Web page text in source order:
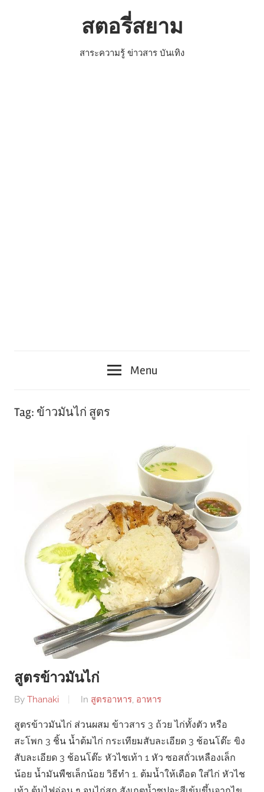
สตอรี่สยาม
สาระความรู้ ข่าวสาร บันเทิง
Menu
Tag: ข้าวมันไก่ สูตร
สูตรข้าวมันไก่
By Thanaki In สูตรอาหาร, อาหาร
สูตรข้าวมันไก่ ส่วนผสม ข้าวสาร 3 ถ้วย ไก่ทั้งตัว หรือ
สะโพก 3 ชิ้น น้ำต้มไก่ กระเทียมสับละเอียด 3 ช้อนโต๊ะ ขิง
สับละเอียด 3 ช้อนโต๊ะ หัวไชเท้า 1 หัว ซอสถั่วเหลืองเล็ก
น้อย น้ำมันพืชเล็กน้อย วิธีทำ 1. ต้มน้ำให้เดือด ใส่ไก่ หัวไช